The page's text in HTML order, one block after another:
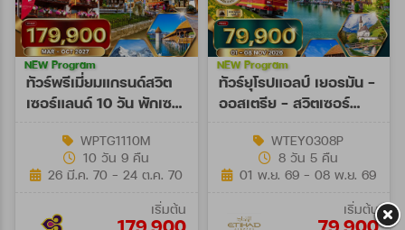
ทัวร์พรีเมี่ยมแกรนด์สวิต
เซอร์แลนด์ 10 วัน พักเซ
NEW Program
WPTG1110M
10 วัน 9 คืน
26 มี.ค. 70 - 24 ต.ค. 70
เริ่มต้น
ทัวร์ยุโรปแอลป์ เยอรมัน -
ออสเตรีย - สวิตเซอร์
NOV 26
NEW Program
WTEY0308P
8 วัน 5 คืน
01 พ.ย. 69 - 08 พ.ย. 69
เริ่มต้น